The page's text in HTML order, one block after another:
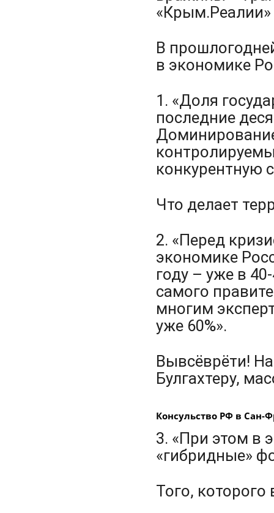
«Крым.Реалии»
В
в экономике
1. «Доля
последние
конкурентную
Что делает
2. «Перед
экономике
году – уже в
самого
многим
уже 60%».
Вывсёврёти!
Булгахтеру,
Консульство РФ в Сан-
3. «При этом в
«гибридные»
Того, которого